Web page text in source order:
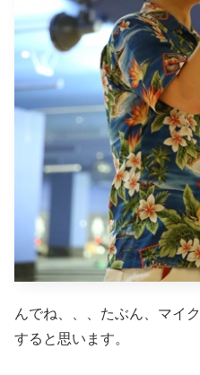
んでね、、、たぶん、マイ
すると思います。